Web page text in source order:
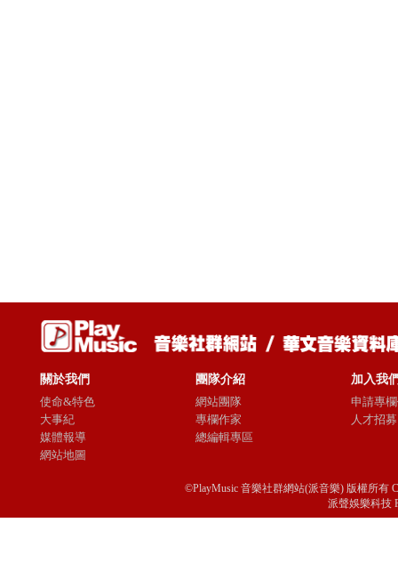
關於我們
使命&特色
大事紀
媒體報導
網站地圖
團隊介紹
網站團隊
專欄作家
總編輯專區
加入我
申請專
人才招募
©PlayMusic 音樂社群網站(派音樂) 版權所有
派聲娛樂科技